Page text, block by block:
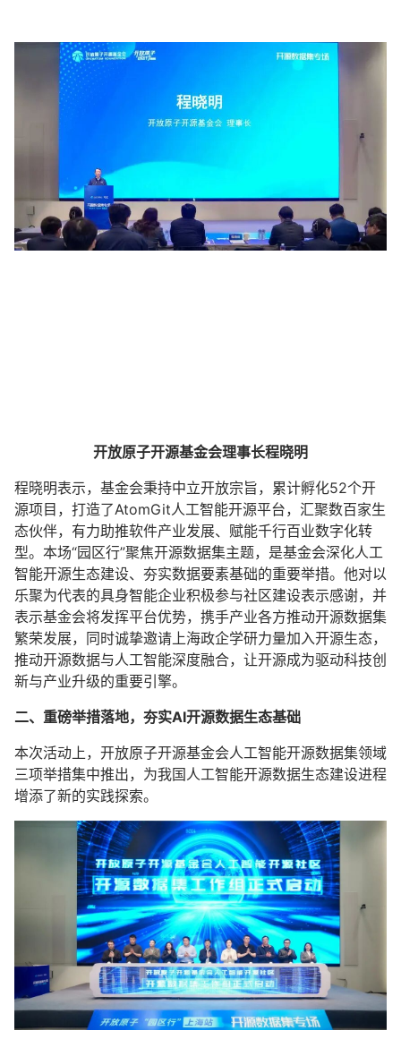
开放原子开源基金会理事长程晓明
程晓明表示，基金会秉持中立开放宗旨，累计孵化52个开
源项目，打造了AtomGit人工智能开源平台，汇聚数百家生
态伙伴，有力助推软件产业发展、赋能千行百业数字化转
型。本场“园区行”聚焦开源数据集主题，是基金会深化人工
智能开源生态建设、夯实数据要素基础的重要举措。他对以
乐聚为代表的具身智能企业积极参与社区建设表示感谢，并
表示基金会将发挥平台优势，携手产业各方推动开源数据集
繁荣发展，同时诚挚邀请上海政企学研力量加入开源生态，
推动开源数据与人工智能深度融合，让开源成为驱动科技创
新与产业升级的重要引擎。
二、重磅举措落地，夯实AI开源数据生态基础
本次活动上，开放原子开源基金会人工智能开源数据集领域
三项举措集中推出，为我国人工智能开源数据生态建设进程
增添了新的实践探索。